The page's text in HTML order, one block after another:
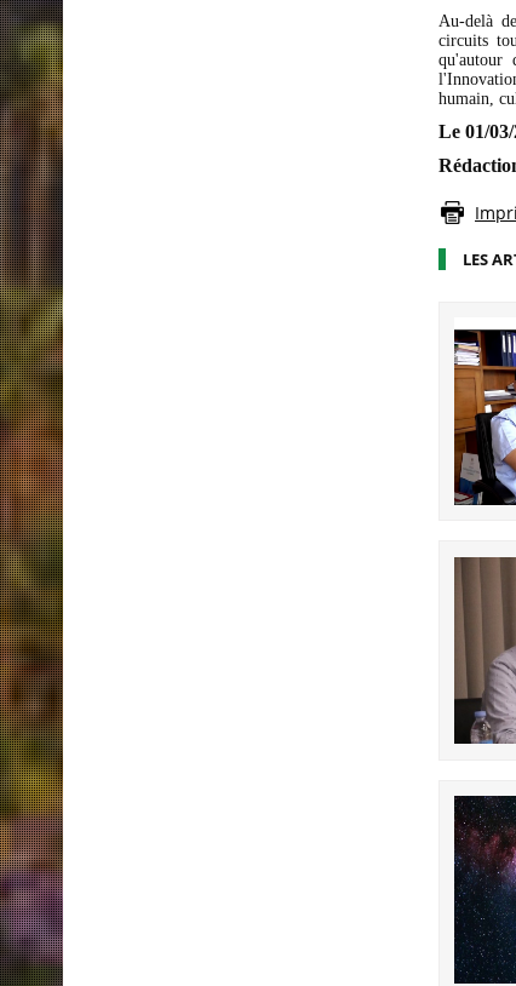
Au-delà
circuits
qu'autour
humain,
Le 01/
LES